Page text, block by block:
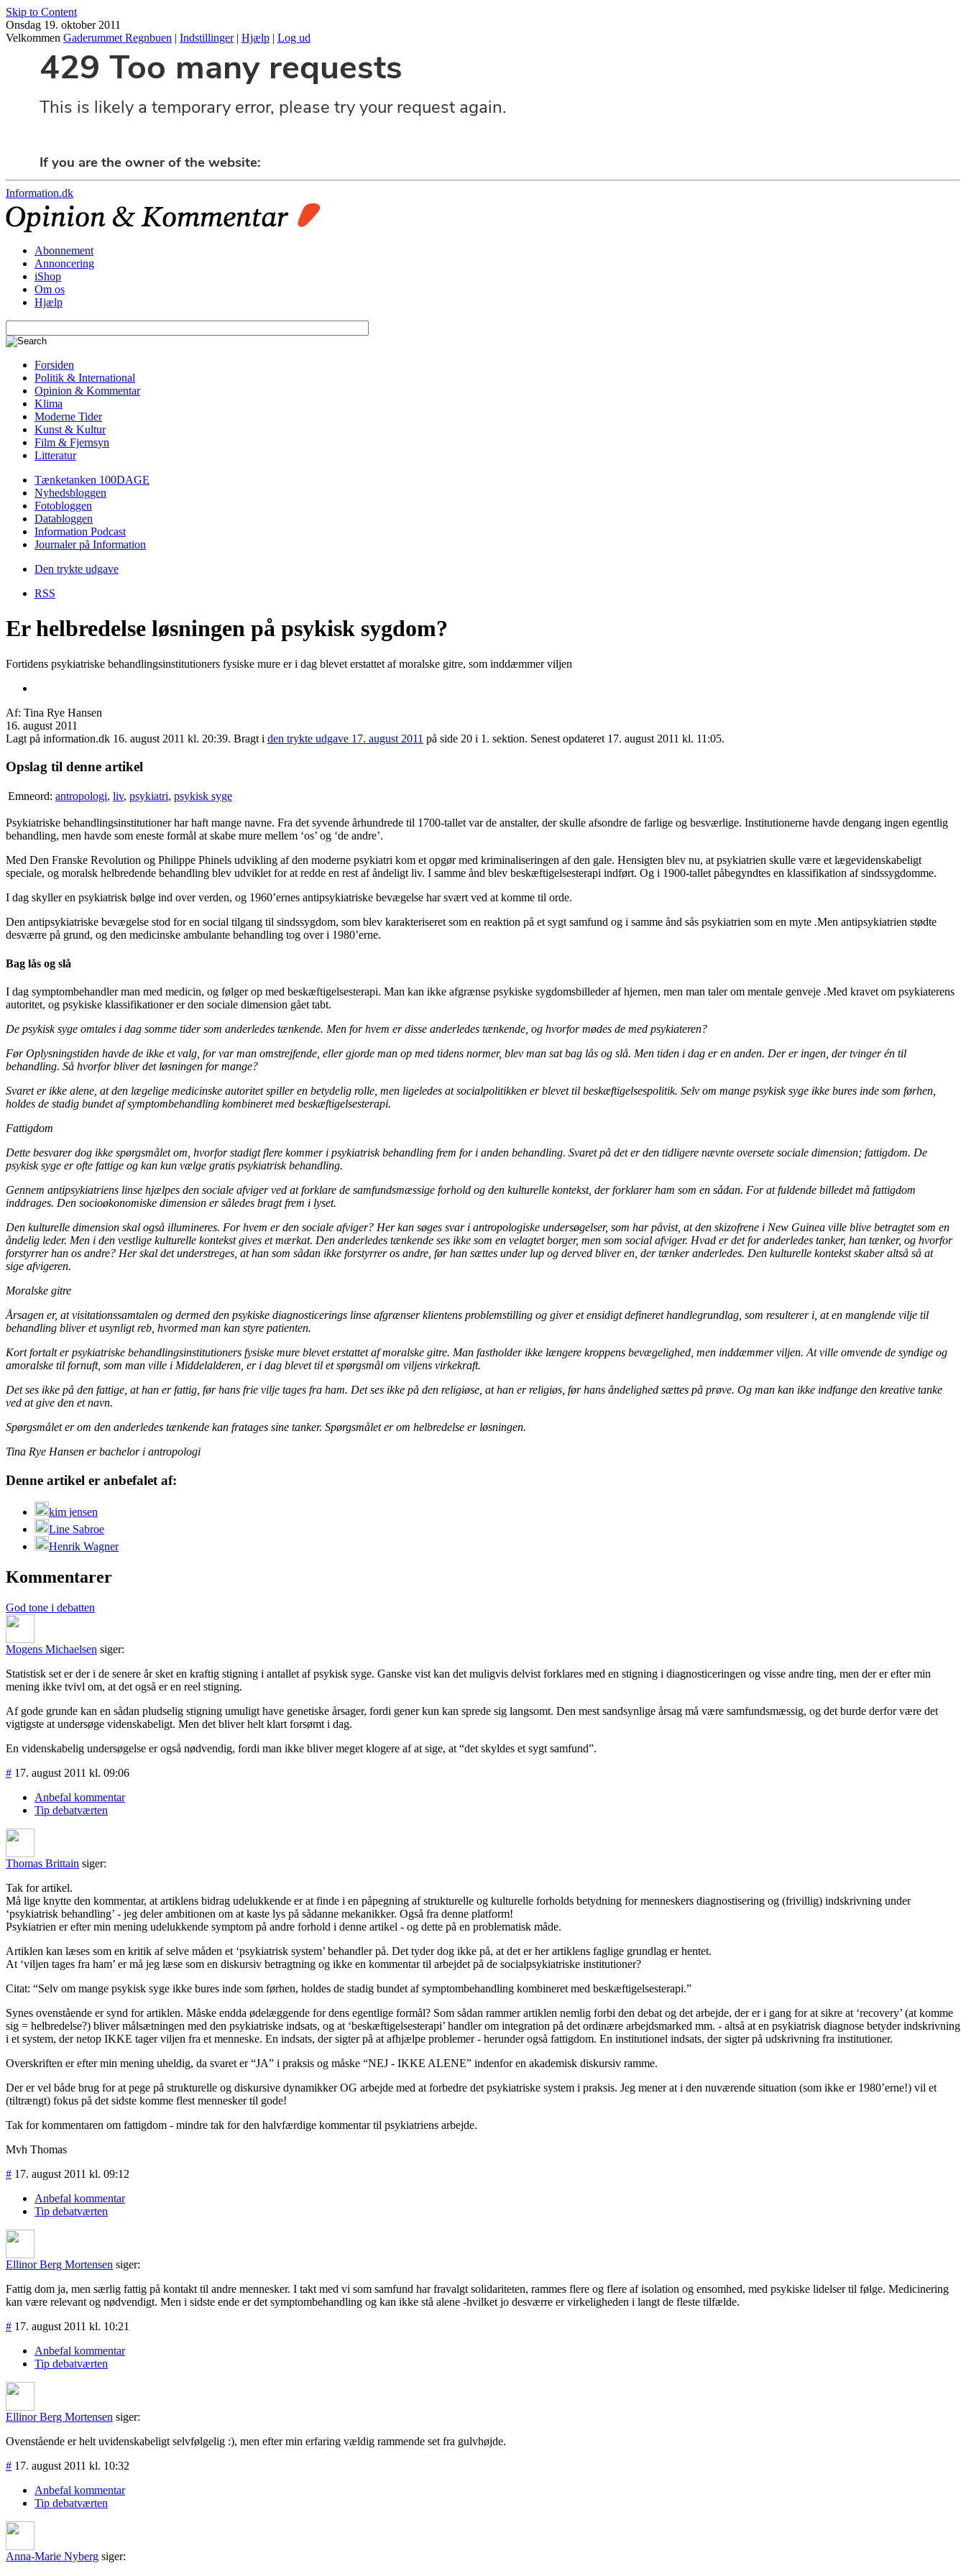
Skip to Content
Onsdag 19. oktober 2011
Velkommen Gaderummet Regnbuen | Indstillinger| Hjælp | Log ud
Information.dk
Abonnement
Annoncering
iShop
Om os
Hjælp
Forsiden
Politik & International
Opinion & Kommentar
Klima
Moderne Tider
Kunst & Kultur
Film & Fjernsyn
Litteratur
Tænketanken 100DAGE
Nyhedsbloggen
Fotobloggen
Databloggen
Information Podcast
Journaler på Information
Den trykte udgave
RSS
Er helbredelse løsningen på psykisk sygdom?
Fortidens psykiatriske behandlingsinstitutioners fysiske mure er i dag blevet erstattet af moralske gitre, som inddæmmer viljen
Af: Tina Rye Hansen
16. august 2011
Lagt på information.dk 16. august 2011 kl. 20:39. Bragt i den trykte udgave 17. august 2011 på side 20 i 1. sektion. Senest opdateret 17. august 2011 kl. 11:05.
Opslag til denne artikel
Emneord: antropologi, liv, psykiatri, psykisk syge
Psykiatriske behandlingsinstitutioner har haft mange navne. Fra det syvende århundrede til 1700-tallet var de anstalter, der skulle afsondre de farlige og besværlige. Institutionerne havde dengang ingen egentlig
behandling, men havde som eneste formål at skabe mure mellem ‘os’ og ‘de andre’.
Med Den Franske Revolution og Philippe Phinels udvikling af den moderne psykiatri kom et opgør med kriminaliseringen af den gale. Hensigten blev nu, at psykiatrien skulle være et lægevidenskabeligt
speciale, og moralsk helbredende behandling blev udviklet for at redde en rest af åndeligt liv. I samme ånd blev beskæftigelsesterapi indført. Og i 1900-tallet påbegyndtes en klassifikation af sindssygdomme.
I dag skyller en psykiatrisk bølge ind over verden, og 1960’ernes antipsykiatriske bevægelse har svært ved at komme til orde.
Den antipsykiatriske bevægelse stod for en social tilgang til sindssygdom, som blev karakteriseret som en reaktion på et sygt samfund og i samme ånd sås psykiatrien som en myte .Men antipsykiatrien stødte
desværre på grund, og den medicinske ambulante behandling tog over i 1980’erne.
Bag lås og slå
I dag symptombehandler man med medicin, og følger op med beskæftigelsesterapi. Man kan ikke afgrænse psykiske sygdomsbilleder af hjernen, men man taler om mentale genveje .Med kravet om psykiaterens
autoritet, og psykiske klassifikationer er den sociale dimension gået tabt.
De psykisk syge omtales i dag somme tider som anderledes tænkende. Men for hvem er disse anderledes tænkende, og hvorfor mødes de med psykiateren?
Før Oplysningstiden havde de ikke et valg, for var man omstrejfende, eller gjorde man op med tidens normer, blev man sat bag lås og slå. Men tiden i dag er en anden. Der er ingen, der tvinger én til
behandling. Så hvorfor bliver det løsningen for mange?
Svaret er ikke alene, at den lægelige medicinske autoritet spiller en betydelig rolle, men ligeledes at socialpolitikken er blevet til beskæftigelsespolitik. Selv om mange psykisk syge ikke bures inde som førhen,
holdes de stadig bundet af symptombehandling kombineret med beskæftigelsesterapi.
Fattigdom
Dette besvarer dog ikke spørgsmålet om, hvorfor stadigt flere kommer i psykiatrisk behandling frem for i anden behandling. Svaret på det er den tidligere nævnte oversete sociale dimension; fattigdom. De
psykisk syge er ofte fattige og kan kun vælge gratis psykiatrisk behandling.
Gennem antipsykiatriens linse hjælpes den sociale afviger ved at forklare de samfundsmæssige forhold og den kulturelle kontekst, der forklarer ham som en sådan. For at fuldende billedet må fattigdom
inddrages. Den socioøkonomiske dimension er således bragt frem i lyset.
Den kulturelle dimension skal også illumineres. For hvem er den sociale afviger? Her kan søges svar i antropologiske undersøgelser, som har påvist, at den skizofrene i New Guinea ville blive betragtet som en
åndelig leder. Men i den vestlige kulturelle kontekst gives et mærkat. Den anderledes tænkende ses ikke som en velagtet borger, men som social afviger. Hvad er det for anderledes tanker, han tænker, og hvorfor
forstyrrer han os andre? Her skal det understreges, at han som sådan ikke forstyrrer os andre, før han sættes under lup og derved bliver en, der tænker anderledes. Den kulturelle kontekst skaber altså så at
sige afvigeren.
Moralske gitre
Årsagen er, at visitationssamtalen og dermed den psykiske diagnosticerings linse afgrænser klientens problemstilling og giver et ensidigt defineret handlegrundlag, som resulterer i, at en manglende vilje til
behandling bliver et usynligt reb, hvormed man kan styre patienten.
Kort fortalt er psykiatriske behandlingsinstitutioners fysiske mure blevet erstattet af moralske gitre. Man fastholder ikke længere kroppens bevægelighed, men inddæmmer viljen. At ville omvende de syndige og
amoralske til fornuft, som man ville i Middelalderen, er i dag blevet til et spørgsmål om viljens virkekraft.
Det ses ikke på den fattige, at han er fattig, før hans frie vilje tages fra ham. Det ses ikke på den religiøse, at han er religiøs, før hans åndelighed sættes på prøve. Og man kan ikke indfange den kreative tanke
ved at give den et navn.
Spørgsmålet er om den anderledes tænkende kan fratages sine tanker. Spørgsmålet er om helbredelse er løsningen.
Tina Rye Hansen er bachelor i antropologi
Denne artikel er anbefalet af:
kim jensen
Line Sabroe
Henrik Wagner
Kommentarer
God tone i debatten
Mogens Michaelsen siger:
Statistisk set er der i de senere år sket en kraftig stigning i antallet af psykisk syge. Ganske vist kan det muligvis delvist forklares med en stigning i diagnosticeringen og visse andre ting, men der er efter min
mening ikke tvivl om, at det også er en reel stigning.
Af gode grunde kan en sådan pludselig stigning umuligt have genetiske årsager, fordi gener kun kan sprede sig langsomt. Den mest sandsynlige årsag må være samfundsmæssig, og det burde derfor være det
vigtigste at undersøge videnskabeligt. Men det bliver helt klart forsømt i dag.
En videnskabelig undersøgelse er også nødvendig, fordi man ikke bliver meget klogere af at sige, at “det skyldes et sygt samfund”.
# 17. august 2011 kl. 09:06
Anbefal kommentar
Tip debatværten
Thomas Brittain siger:
Tak for artikel.
Må lige knytte den kommentar, at artiklens bidrag udelukkende er at finde i en påpegning af strukturelle og kulturelle forholds betydning for menneskers diagnostisering og (frivillig) indskrivning under
‘psykiatrisk behandling’ - jeg deler ambitionen om at kaste lys på sådanne mekanikker. Også fra denne platform!
Psykiatrien er efter min mening udelukkende symptom på andre forhold i denne artikel - og dette på en problematisk måde.
Artiklen kan læses som en kritik af selve måden et ‘psykiatrisk system’ behandler på. Det tyder dog ikke på, at det er her artiklens faglige grundlag er hentet.
At ‘viljen tages fra ham’ er må jeg læse som en diskursiv betragtning og ikke en kommentar til arbejdet på de socialpsykiatriske institutioner?
Citat: “Selv om mange psykisk syge ikke bures inde som førhen, holdes de stadig bundet af symptombehandling kombineret med beskæftigelsesterapi.”
Synes ovenstående er synd for artiklen. Måske endda ødelæggende for dens egentlige formål? Som sådan rammer artiklen nemlig forbi den debat og det arbejde, der er i gang for at sikre at ‘recovery’ (at komme
sig = helbredelse?) bliver målsætningen med den psykiatriske indsats, og at ‘beskæftigelsesterapi’ handler om integration på det ordinære arbejdsmarked mm. - altså at en psykiatrisk diagnose betyder indskrivning
i et system, der netop IKKE tager viljen fra et menneske. En indsats, der sigter på at afhjælpe problemer - herunder også fattigdom. En institutionel indsats, der sigter på udskrivning fra institutioner.
Overskriften er efter min mening uheldig, da svaret er “JA” i praksis og måske “NEJ - IKKE ALENE” indenfor en akademisk diskursiv ramme.
Der er vel både brug for at pege på strukturelle og diskursive dynamikkerOG arbejde med at forbedre det psykiatriske system i praksis. Jeg mener at i den nuværende situation (som ikke er 1980’erne!) vil et
(tiltrængt) fokus på det sidste komme flest mennesker til gode!
Tak for kommentaren om fattigdom - mindre tak for den halvfærdige kommentar til psykiatriens arbejde.
Mvh Thomas
# 17. august 2011 kl. 09:12
Anbefal kommentar
Tip debatværten
Ellinor Berg Mortensen siger:
Fattig dom ja, men særlig fattig på kontakt til andre mennesker. I takt med vi som samfund har fravalgt solidariteten, rammes flere og flere af isolation og ensomhed, med psykiske lidelser til følge. Medicinering
kan være relevant og nødvendigt. Men i sidste ende er det symptombehandling og kan ikke stå alene -hvilket jo desværre er virkeligheden i langt de fleste tilfælde.
# 17. august 2011 kl. 10:21
Anbefal kommentar
Tip debatværten
Ellinor Berg Mortensen siger:
Ovenstående er helt uvidenskabeligt selvfølgelig :), men efter min erfaring vældig rammende set fra gulvhøjde.
# 17. august 2011 kl. 10:32
Anbefal kommentar
Tip debatværten
Anna-Marie Nyberg siger: